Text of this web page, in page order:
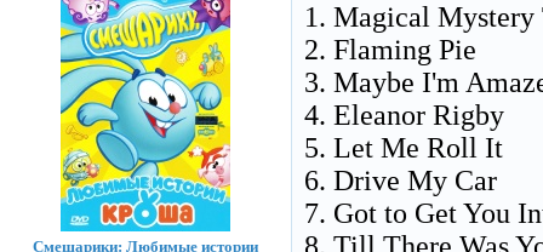
1. Magical Mystery
2. Flaming Pie
3. Maybe I'm
4. Eleanor Rigby
5. Let Me Roll It
6. Drive My Car
7. Got to Get You
Смешарики: Любимые истории